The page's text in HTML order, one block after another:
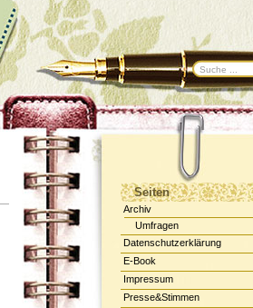
Seiten
Archiv
Umfragen
Datenschutzerklärung
E-Book
Impressum
Presse&Stimmen